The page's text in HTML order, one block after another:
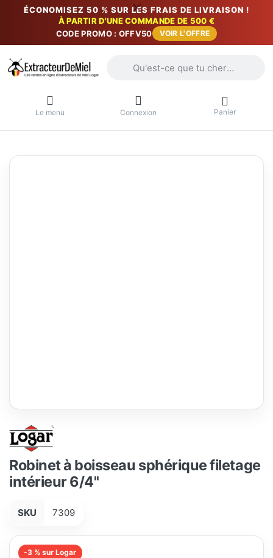
ÉCONOMISEZ 50 % SUR LES FRAIS DE LIVRAISON !
À PARTIR D'UNE COMMANDE DE 500 €
CODE PROMO : OFFV50
VOIR L'OFFRE
Le menu Connexion Panier
Robinet à boisseau sphérique filetage
intérieur 6/4''
SKU 7309
-3 % sur Logar